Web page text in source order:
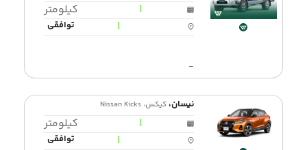
|
کیلومتر
|
توافقی
-
نیسان، کیکس، Nissan Kicks
|
کیلومتر
|
توافقی